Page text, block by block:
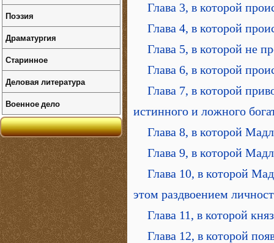
Глава 3, в которой
Глава 4, в которой
Глава 5, в которой не
Глава 6, в которой
Глава 7, в которой
истинного и ложного
Глава 8, в которой
Глава 9, в которой
Глава 10, в которой
этом раздвоением
Глава 11, в которой
Глава 12, в которой
Поэзия
Драматургия
Старинное
Деловая литература
Военное дело